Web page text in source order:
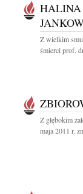
HALINA
Z wielkim
śmierci prof.
Z głębokim
maja 2011 r.